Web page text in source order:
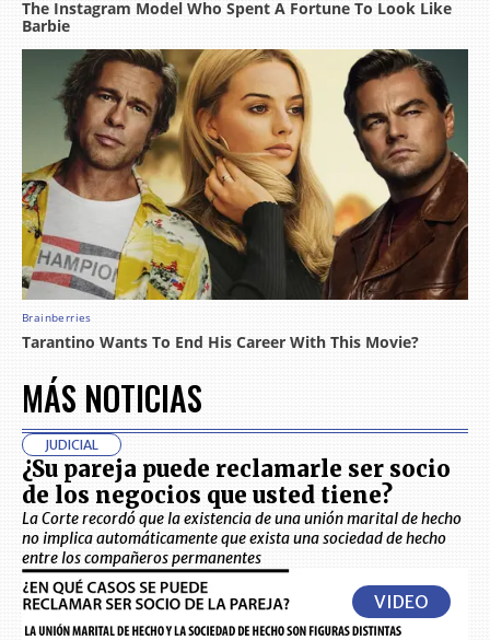
MÁS NOTICIAS
JUDICIAL
¿Su pareja puede reclamarle ser socio
de los negocios que usted tiene?
La Corte recordó que la existencia de una unión marital de hecho
no implica automáticamente que exista una sociedad de hecho
entre los compañeros permanentes
VIDEO